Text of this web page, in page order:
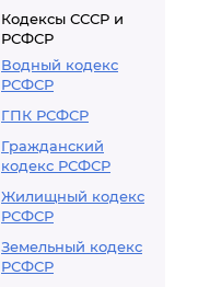
Кодексы СССР и
РСФСР
Водный кодекс
РСФСР
ГПК РСФСР
Гражданский
кодекс РСФСР
Жилищный кодекс
РСФСР
Земельный кодекс
РСФСР